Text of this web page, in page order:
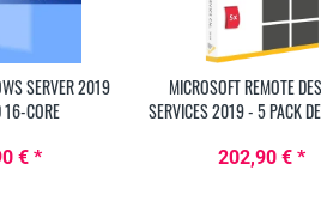
SERVER 2019
16-CORE
€ *
MICROSOFT REMOTE
SERVICES 2019 - 5 PACK
202,90 € *